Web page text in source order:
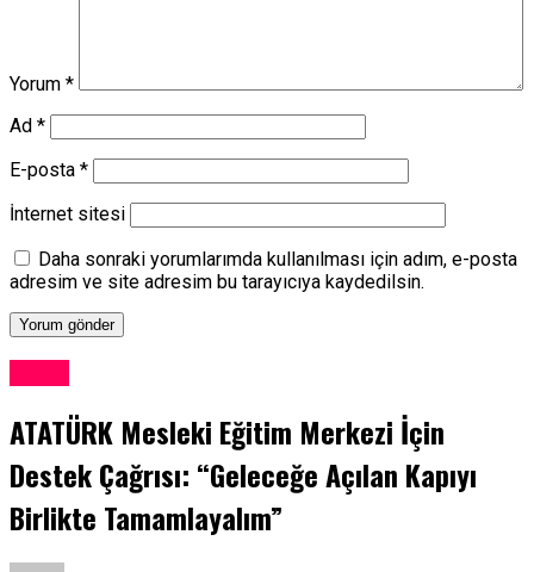
Yorum *
Ad *
E-posta *
İnternet sitesi
Daha sonraki yorumlarımda kullanılması için adım, e-posta
adresim ve site adresim bu tarayıcıya kaydedilsin.
ATATÜRK Mesleki Eğitim Merkezi İçin
Destek Çağrısı: “Geleceğe Açılan Kapıyı
Birlikte Tamamlayalım”